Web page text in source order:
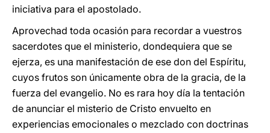
iniciativa para el apostolado.
Aprovechad toda ocasión para recordar a vuestros
sacerdotes que el ministerio, dondequiera que se
ejerza, es una manifestación de ese don del Espíritu,
cuyos frutos son únicamente obra de la gracia, de la
fuerza del evangelio. No es rara hoy día la tentación
de anunciar el misterio de Cristo envuelto en
experiencias emocionales o mezclado con doctrinas